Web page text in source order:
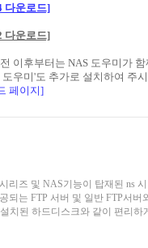
다운로드]
다운로드]
이후부터는 NAS 도우미가
우미'도 추가로 설치하여 주
페이지]
리즈 및 NAS기능이 탑재된 ns
되는 FTP 서버 및 일반 FTP서버
치된 하드디스크와 같이 편리하